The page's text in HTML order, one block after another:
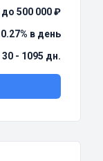
500 000 ₽
в день
30 - 1095 дн.